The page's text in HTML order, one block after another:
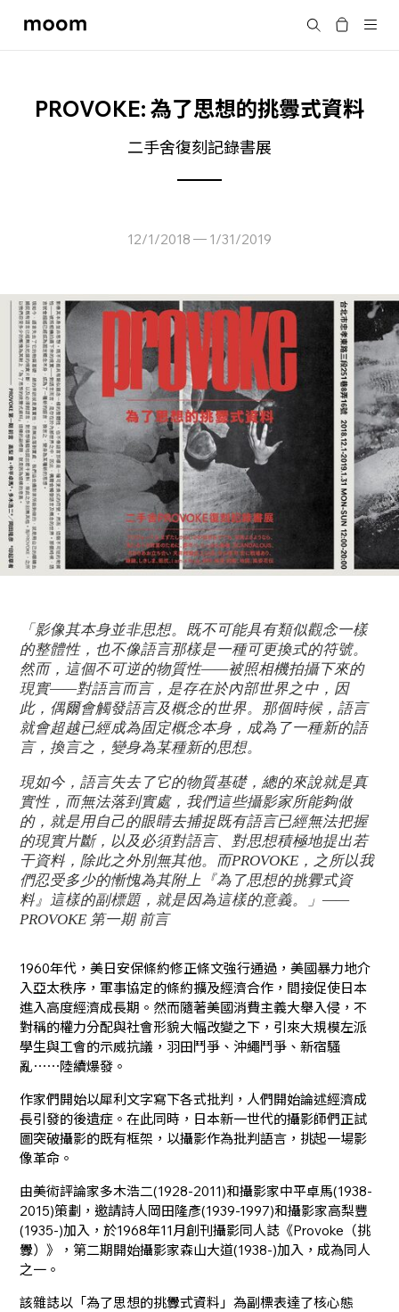
moom
Search
PROVOKE: 為了思想的挑釁式資料
二手舍復刻記錄書展
12/1/2018 1/31/2019
「影像其本身並非思想。既不可能具有類似觀念一樣
的整體性，也不像語言那樣是一種可更換式的符號。
然而，這個不可逆的物質性——被照相機拍攝下來的
現實——對語言而言，是存在於內部世界之中，因
此，偶爾會觸發語言及概念的世界。那個時候，語言
就會超越已經成為固定概念本身，成為了一種新的語
言，換言之，變身為某種新的思想。
現如今，語言失去了它的物質基礎，總的來說就是真
實性，而無法落到實處，我們這些攝影家所能夠做
的，就是用自己的眼睛去捕捉既有語言已經無法把握
的現實片斷，以及必須對語言、對思想積極地提出若
干資料，除此之外別無其他。而PROVOKE，之所以我
們忍受多少的慚愧為其附上『為了思想的挑釁式資
料』這樣的副標題，就是因為這樣的意義。」——
PROVOKE 第一期 前言
1960年代，美日安保條約修正條文強行通過，美國暴力地介
入亞太秩序，軍事協定的條約擴及經濟合作，間接促使日本
進入高度經濟成長期。然而隨著美國消費主義大舉入侵，不
對稱的權力分配與社會形貌大幅改變之下，引來大規模左派
學生與工會的示威抗議，羽田鬥爭、沖繩鬥爭、新宿騷
亂⋯⋯陸續爆發。
作家們開始以犀利文字寫下各式批判，人們開始論述經濟成
長引發的後遺症。在此同時，日本新一世代的攝影師們正試
圖突破攝影的既有框架，以攝影作為批判語言，挑起一場影
像革命。
由美術評論家多木浩二(1928-2011)和攝影家中平卓馬(1938-
2015)策劃，邀請詩人岡田隆彥(1939-1997)和攝影家高梨豐
(1935-)加入，於1968年11月創刊攝影同人誌《Provoke（挑
釁）》，第二期開始攝影家森山大道(1938-)加入，成為同人
之一。
該雜誌以「為了思想的挑釁式資料」為副標表達了核心態